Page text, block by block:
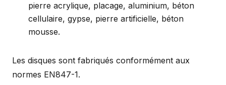
pierre acrylique, placage, aluminium, béton
cellulaire, gypse, pierre artificielle, béton
mousse.
Les disques sont fabriqués conformément aux
normes EN847-1.